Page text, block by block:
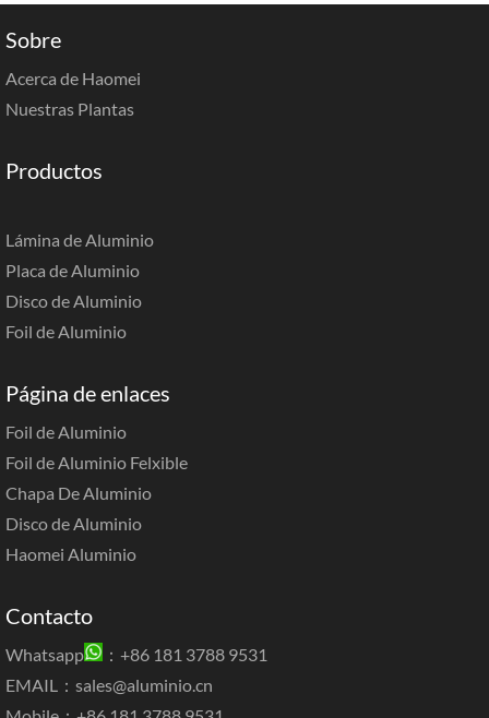
Sobre
Acerca de Haomei
Nuestras Plantas
Productos
Lámina de Aluminio
Placa de Aluminio
Disco de Aluminio
Foil de Aluminio
Página de enlaces
Foil de Aluminio
Foil de Aluminio Felxible
Chapa De Aluminio
Disco de Aluminio
Haomei Aluminio
Contacto
Whatsapp
：+86 181 3788 9531
EMAIL： sales@aluminio.cn